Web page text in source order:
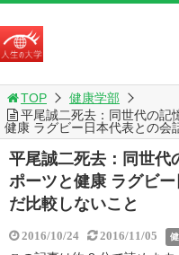
TOP
健康学部
平尾誠二死去：同世代の記
健康 ラグビー日本代表との会
平尾誠二死去：同世代
ポーツと健康 ラグビ
だ比較しないこと
2016/10/24 2016/11/05